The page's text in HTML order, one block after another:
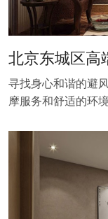
北京东城区高
寻找身心和谐的避
摩服务和舒适的环